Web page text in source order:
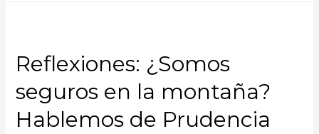
Reflexiones: ¿Somos
seguros en la montaña?
Hablemos de Prudencia